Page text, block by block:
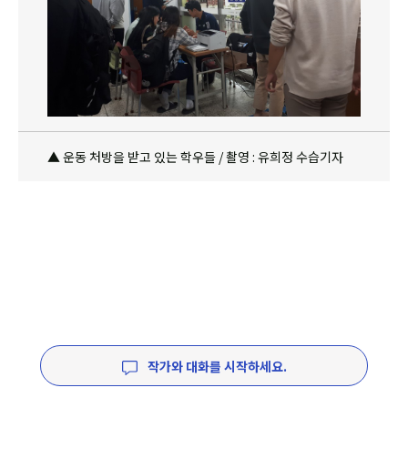
▲ 운동 처방을 받고 있는 학우들 / 촬영 : 유희정 수습기자
작가와 대화를 시작하세요.